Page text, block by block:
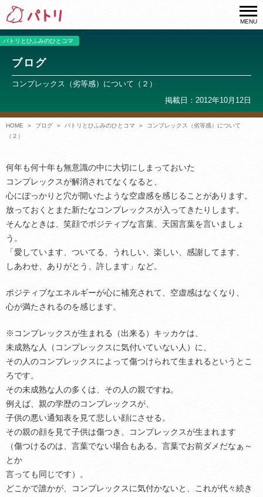
MENU
パトリとひふみのひとコマ
ブログ
コンプレックス（劣等感）について（２）
掲載日：2012年10月12日
HOME ブログ パトリとひふみのひとコマ
コンプレックス（劣等感）について
（２）
何年も何十年も無意識の中に大切にしまっておいた
コンプレックスが解消されてなくなると、
心にぽっかりと穴が開いたような空虚感を感じることがあります。
放っておくとまた新たなコンプレックスが入ってきたりします。
そんなときは、笑顔でポジティブな言葉、天国言葉を言いましょ
う。
「愛しています、ついてる、うれしい、楽しい、感謝してます、
しあわせ、ありがとう、許します」など。
ポジティブなエネルギーが心に補充されて、空虚感はなくなり、
心が満たされるのを感じます。
※コンプレックスが生まれる（出来る）キッカケは、
未成熟な人（コンプレックスに気付いていない人）に、
その人のコンプレックスによって傷つけられて生まれるというとこ
ろです。
その未成熟な人の多くは、その人の親ですね。
例えば、親の学歴のコンプレックスが、
子供の悪い通知表を見て悲しい顔にさせる。
その親の顔を見て子供は傷つき、コンプレックスが生まれます
（傷つけるのは、言葉でない場合もある。言葉でお前ダメだなぁ～
とか
言っても同じです）。
どこかで誰かが、コンプレックスに気付かないと、これが代々続き